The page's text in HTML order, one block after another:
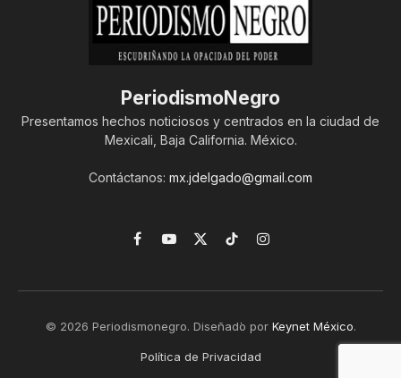
PeriodismoNegro
Presentamos hechos noticiosos y centrados en la ciudad de
Mexicali, Baja California. México.
Contáctanos: mx.jdelgado@gmail.com
Facebook
YouTube
X
TikTokInstagram
© 2026 Periodismonegro. Diseñado por Keynet México.
Política de Privacidad